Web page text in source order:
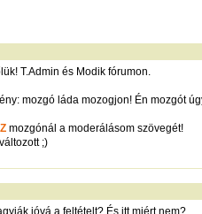
T.Admin és Modik fórumon.
mozgó láda mozogjon! Én mozgót
mozgónál a moderálásom szövegét!
;)